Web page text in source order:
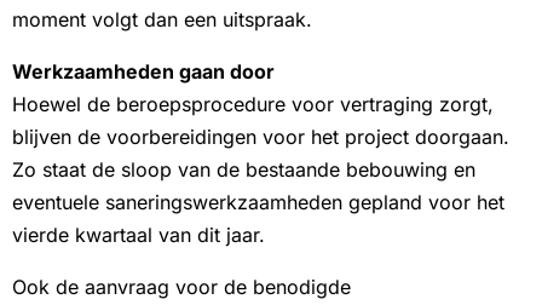
moment volgt dan een uitspraak.
Werkzaamheden gaan door
Hoewel de beroepsprocedure voor vertraging zorgt,
blijven de voorbereidingen voor het project doorgaan.
Zo staat de sloop van de bestaande bebouwing en
eventuele saneringswerkzaamheden gepland voor het
vierde kwartaal van dit jaar.
Ook de aanvraag voor de benodigde